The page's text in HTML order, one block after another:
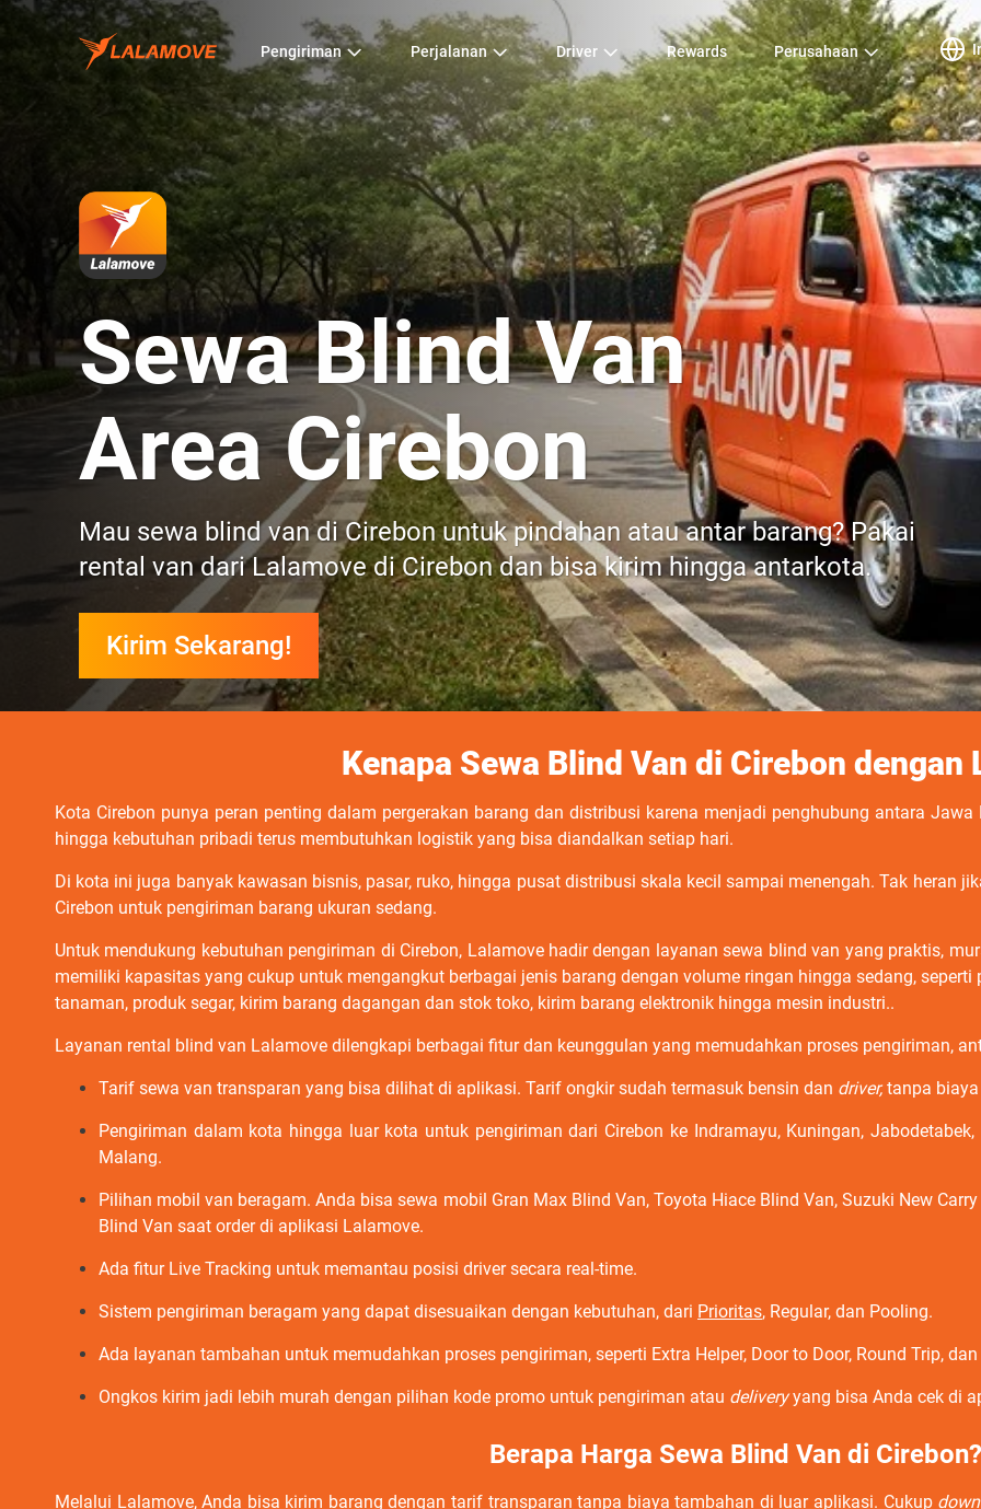
Pengiriman Perjalanan Driver Rewards Perusahaan
Sewa Blind Van
Area Cirebon
Mau sewa blind van di Cirebon untuk pindahan atau antar barang? Pakai
rental van dari Lalamove di Cirebon dan bisa kirim hingga antarkota.
Kirim Sekarang!
Kenapa Sewa Blind Van di Cirebon dengan
Kota Cirebon punya peran penting dalam pergerakan barang dan distribusi karena menjadi penghubung antara
hingga kebutuhan pribadi terus membutuhkan logistik yang bisa diandalkan setiap hari.
Di kota ini juga banyak kawasan bisnis, pasar, ruko, hingga pusat distribusi skala kecil sampai menengah. Tak heran
Cirebon untuk pengiriman barang ukuran sedang.
Untuk mendukung kebutuhan pengiriman di Cirebon, Lalamove hadir dengan layanan sewa blind van yang praktis,
memiliki kapasitas yang cukup untuk mengangkut berbagai jenis barang dengan volume ringan hingga sedang,
tanaman, produk segar, kirim barang dagangan dan stok toko, kirim barang elektronik hingga mesin industri..
Layanan rental blind van Lalamove dilengkapi berbagai fitur dan keunggulan yang memudahkan proses pengiriman,
Tarif sewa van transparan yang bisa dilihat di aplikasi. Tarif ongkir sudah termasuk bensin dan driver,tanpa
Pengiriman dalam kota hingga luar kota untuk pengiriman dari Cirebon ke Indramayu, Kuningan,
Malang.
Pilihan mobil van beragam. Anda bisa sewa mobil Gran Max Blind Van, Toyota Hiace Blind Van, Suzuki New
Blind Van saat order di aplikasi Lalamove.
Ada fitur Live Tracking untuk memantau posisi driver secara real-time.
Sistem pengiriman beragam yang dapat disesuaikan dengan kebutuhan, dari Prioritas, Regular, dan Pooling.
Ada layanan tambahan untuk memudahkan proses pengiriman, seperti Extra Helper, Door to Door, Round Trip,
Ongkos kirim jadi lebih murah dengan pilihan kode promo untuk pengiriman atau deliveryyang bisa Anda cek di
Berapa Harga Sewa Blind Van di Cirebon?
Melalui Lalamove, Anda bisa kirim barang dengan tarif transparan tanpa biaya tambahan di luar aplikasi. Cukup